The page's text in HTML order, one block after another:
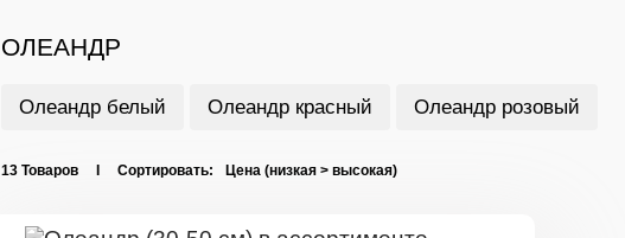
ОЛЕАНДР
Олеандр белый Олеандр красный Олеандр розовый
13 Товаров I Сортировать: